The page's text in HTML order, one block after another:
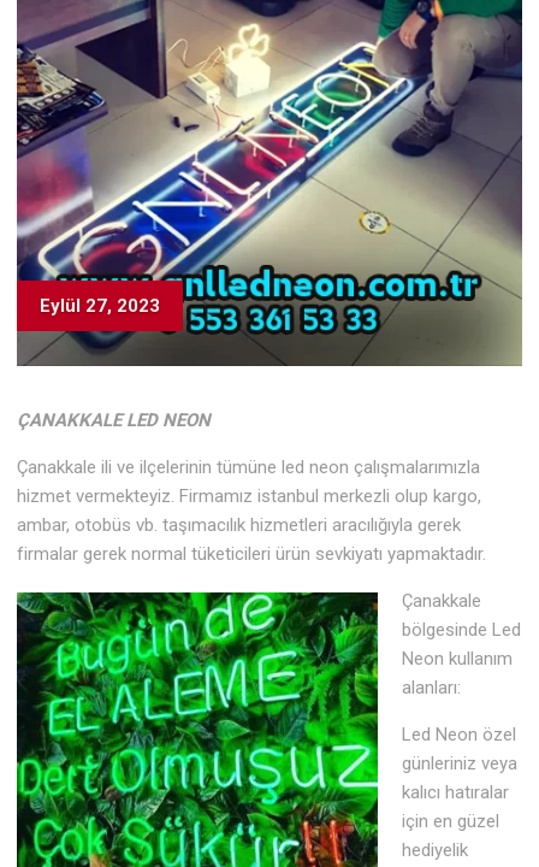
Eylül 27, 2023
ÇANAKKALE LED NEON
Çanakkale ili ve ilçelerinin tümüne led neon çalışmalarımızla
hizmet vermekteyiz. Firmamız istanbul merkezli olup kargo,
ambar, otobüs vb. taşımacılık hizmetleri aracılığıyla gerek
firmalar gerek normal tüketicileri ürün sevkiyatı yapmaktadır.
Çanakkale
bölgesinde Led
Neon kullanım
alanları:
Led Neon özel
günleriniz veya
kalıcı hatıralar
için en güzel
hediyelik